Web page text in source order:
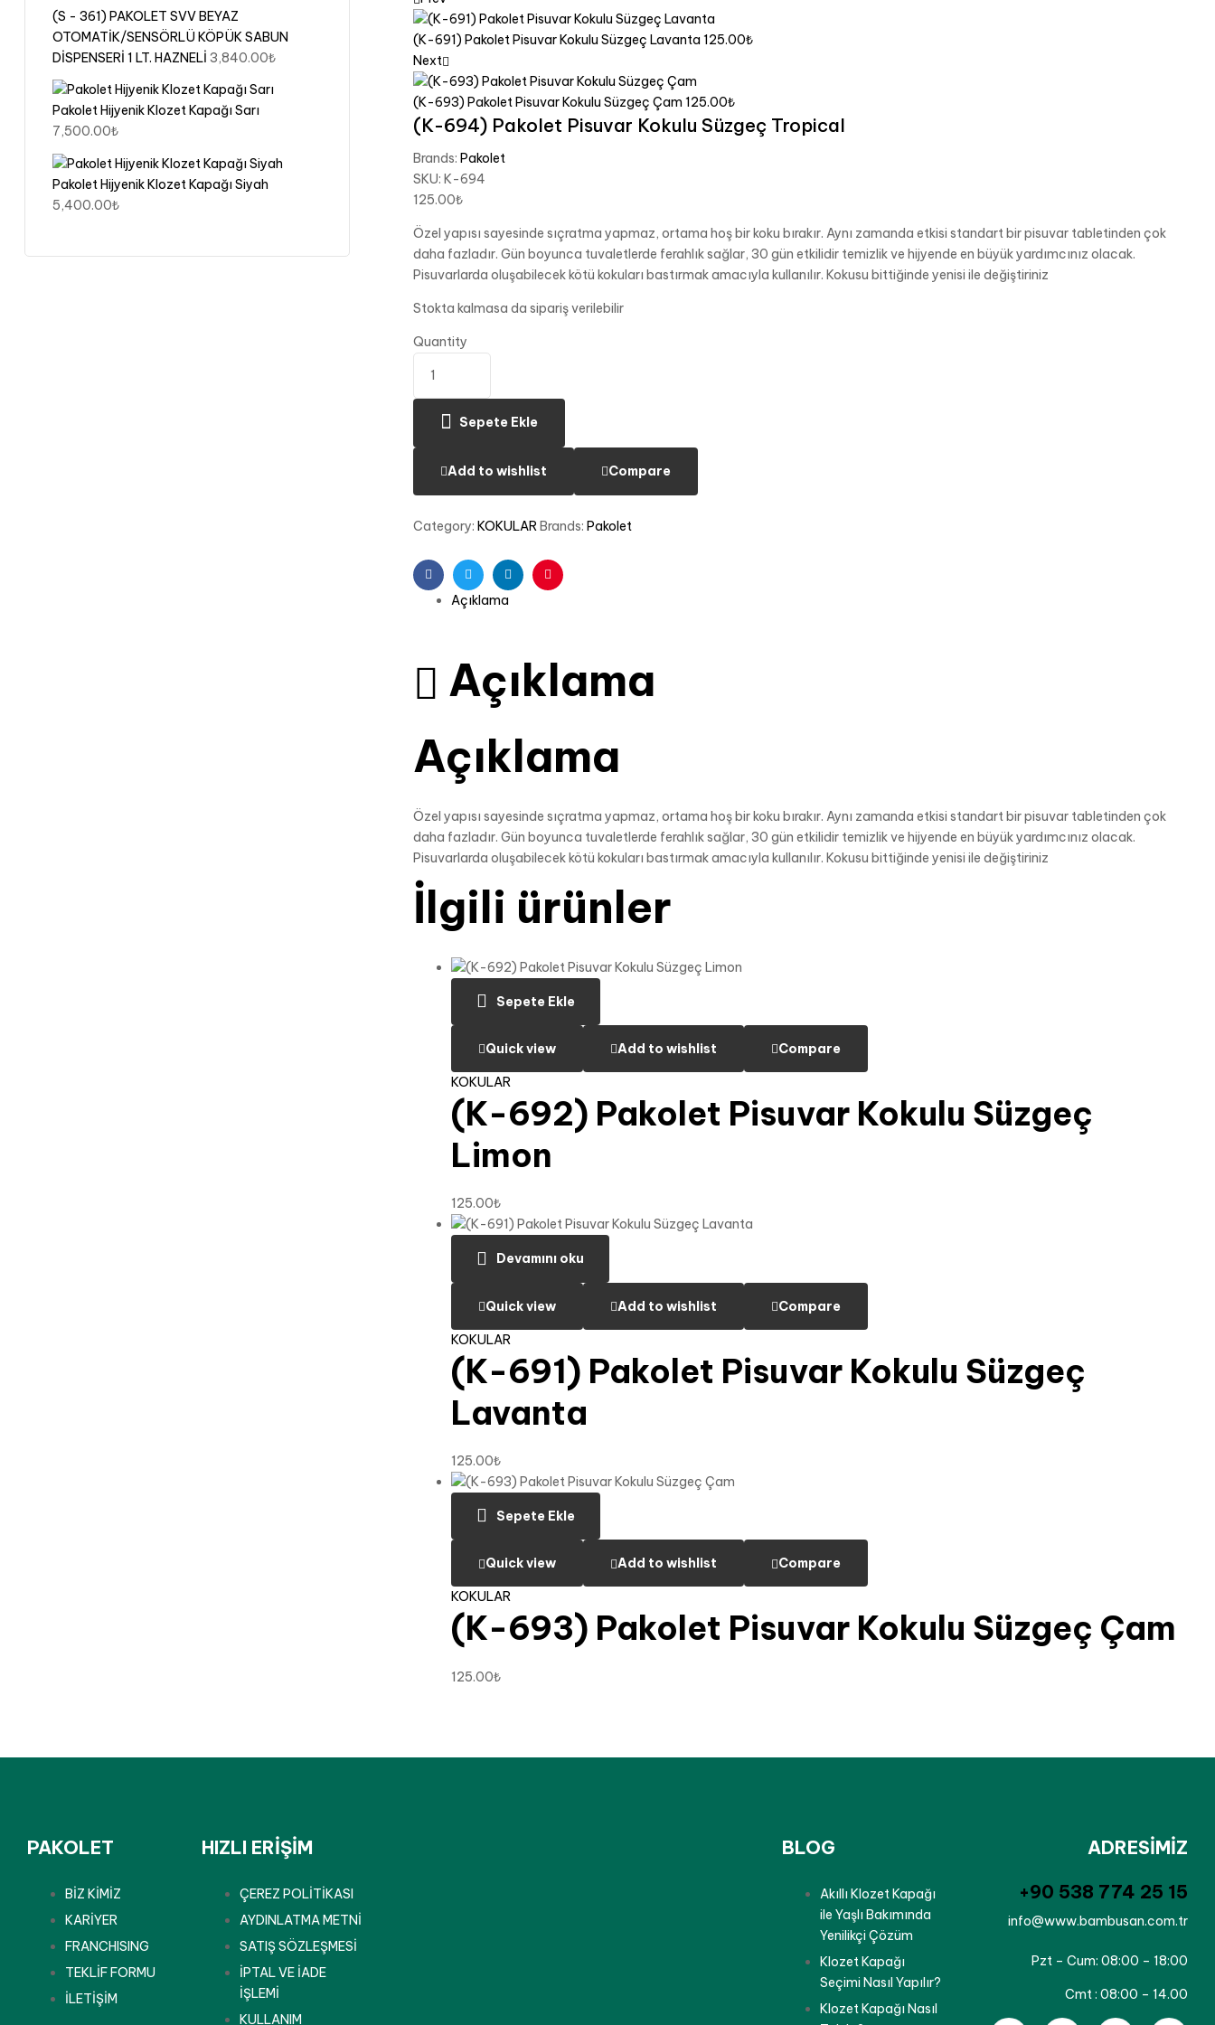
(K-691) Pakolet Pisuvar Kokulu Süzgeç Lavanta 125.00₺
Next
(K-693) Pakolet Pisuvar Kokulu Süzgeç Çam 125.00₺
(K-694) Pakolet Pisuvar Kokulu Süzgeç Tropical
Brands: Pakolet
SKU: K-694
125.00₺
Özel yapısı sayesinde sıçratma yapmaz, ortama hoş bir koku bırakır. Aynı zamanda etkisi standart bir pisuvar tabletinden çok
daha fazladır. Gün boyunca tuvaletlerde ferahlık sağlar, 30 gün etkilidir temizlik ve hijyende en büyük yardımcınız olacak.
Pisuvarlarda oluşabilecek kötü kokuları bastırmak amacıyla kullanılır. Kokusu bittiğinde yenisi ile değiştiriniz
Stokta kalmasa da sipariş verilebilir
Quantity
Sepete Ekle
Add to wishlist Compare
Category: KOKULARBrands: Pakolet
FacebookTwitterLinkedinPinterest
Açıklama
Açıklama
Açıklama
Özel yapısı sayesinde sıçratma yapmaz, ortama hoş bir koku bırakır. Aynı zamanda etkisi standart bir pisuvar tabletinden çok
daha fazladır. Gün boyunca tuvaletlerde ferahlık sağlar, 30 gün etkilidir temizlik ve hijyende en büyük yardımcınız olacak.
Pisuvarlarda oluşabilecek kötü kokuları bastırmak amacıyla kullanılır. Kokusu bittiğinde yenisi ile değiştiriniz
İlgili ürünler
Sepete Ekle
Quick view Add to wishlist Compare
KOKULAR
(K-692) Pakolet Pisuvar Kokulu Süzgeç
Limon
125.00₺
Devamını oku
Quick view Add to wishlist Compare
KOKULAR
(K-691) Pakolet Pisuvar Kokulu Süzgeç
Lavanta
125.00₺
Sepete Ekle
Quick view Add to wishlist Compare
KOKULAR
(K-693) Pakolet Pisuvar Kokulu Süzgeç Çam
125.00₺
(S - 361) PAKOLET SVV BEYAZ
OTOMATİK/SENSÖRLÜ KÖPÜK SABUN
DİSPENSERİ 1 LT. HAZNELİ 3,840.00₺
Pakolet Hijyenik Klozet Kapağı Sarı
7,500.00₺
Pakolet Hijyenik Klozet Kapağı Siyah
5,400.00₺
PAKOLET
BİZ KİMİZ
KARİYER
FRANCHISING
TEKLİF FORMU
İLETİŞİM
HIZLI ERİŞİM
ÇEREZ POLİTİKASI
AYDINLATMA METNİ
SATIŞ SÖZLEŞMESİ
İPTAL VE İADE
İŞLEMİ
KULLANIM
BLOG
Akıllı Klozet Kapağı
ile Yaşlı Bakımında
Yenilikçi Çözüm
Klozet Kapağı
Seçimi Nasıl Yapılır?
Klozet Kapağı Nasıl
ADRESİMİZ
‪+90 538 774 25 15‬
info@www.bambusan.com.tr
Pzt – Cum: 08:00 – 18:00
Cmt : 08:00 – 14.00